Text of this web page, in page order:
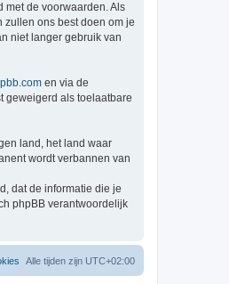
met de voorwaarden. Als
zullen ons best doen om je
niet langer gebruik van
en via de
geweigerd als toelaatbare
land, het land waar
wordt verbannen van
dat de informatie die je
phpBB verantwoordelijk
Alle tijden zijn UTC+02:00